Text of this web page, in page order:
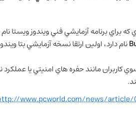
براي برنامه آزمايشي فني ويندوز ويستا
نام دارد، اولين ارتقا نسخه آزمايشي بتا
كاربران مانند حفره هاي امنيتي يا
www.pcworld.com/news/article/